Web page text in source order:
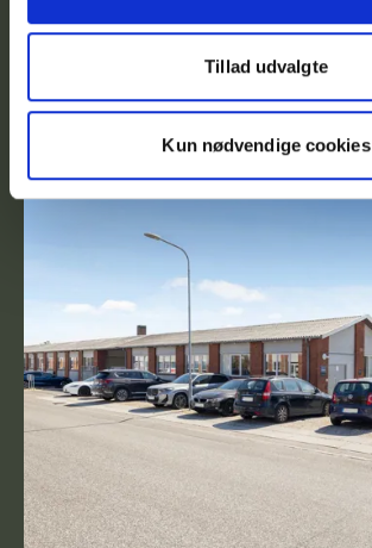
Tillad udvalgte
Kun nødvendige cookies